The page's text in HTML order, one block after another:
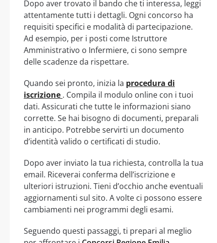
Dopo aver trovato il bando che ti interessa, leggi
attentamente tutti i dettagli. Ogni concorso ha
requisiti specifici e modalità di partecipazione.
Ad esempio, per i posti come Istruttore
Amministrativo o Infermiere, ci sono sempre
delle scadenze da rispettare.
Quando sei pronto, inizia la procedura di
iscrizione . Compila il modulo online con i tuoi
dati. Assicurati che tutte le informazioni siano
corrette. Se hai bisogno di documenti, preparali
in anticipo. Potrebbe servirti un documento
d’identità valido o certificati di studio.
Dopo aver inviato la tua richiesta, controlla la tua
email. Riceverai conferma dell’iscrizione e
ulteriori istruzioni. Tieni d’occhio anche eventuali
aggiornamenti sul sito. A volte ci possono essere
cambiamenti nei programmi degli esami.
Seguendo questi passaggi, ti prepari al meglio